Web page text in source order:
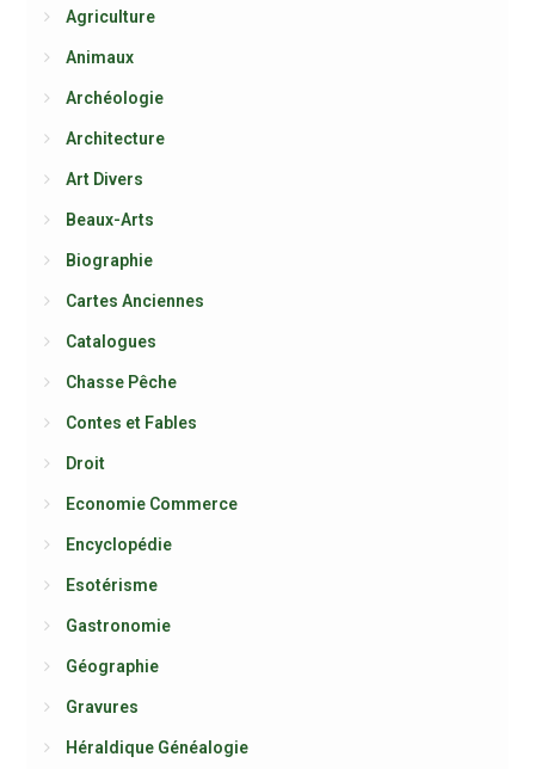
Agriculture
Animaux
Archéologie
Architecture
Art Divers
Beaux-Arts
Biographie
Cartes Anciennes
Catalogues
Chasse Pêche
Contes et Fables
Droit
Economie Commerce
Encyclopédie
Esotérisme
Gastronomie
Géographie
Gravures
Héraldique Généalogie